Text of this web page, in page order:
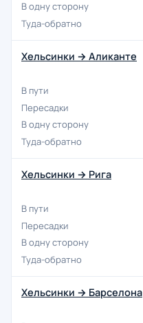
Хельсинки → Аликанте
Хельсинки → Рига
Хельсинки → Барселона